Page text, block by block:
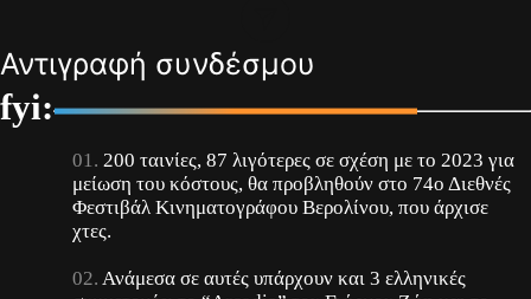
Αντιγραφή συνδέσμου
fyi:
200 ταινίες, 87 λιγότερες σε σχέση με το 2023 για
μείωση του κόστους, θα προβληθούν στο 74ο Διεθνές
Φεστιβάλ Κινηματογράφου Βερολίνου, που άρχισε
χτες.
Ανάμεσα σε αυτές υπάρχουν και 3 ελληνικές